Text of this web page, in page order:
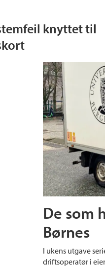
knyttet til
De som
Børnes
I ukens utgave
driftsoperatør i